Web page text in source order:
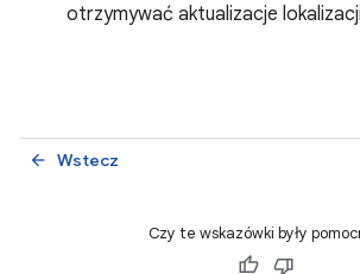
otrzymywać aktualizacje
Wstecz
arrow_back
Czy te wskazówki były